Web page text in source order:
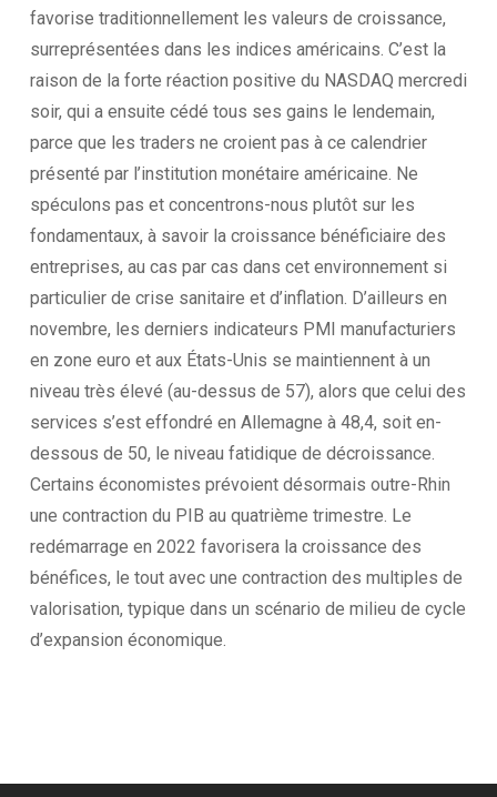
favorise traditionnellement les valeurs de croissance,
surreprésentées dans les indices américains. C’est la
raison de la forte réaction positive du NASDAQ mercredi
soir, qui a ensuite cédé tous ses gains le lendemain,
parce que les traders ne croient pas à ce calendrier
présenté par l’institution monétaire américaine. Ne
spéculons pas et concentrons-nous plutôt sur les
fondamentaux, à savoir la croissance bénéficiaire des
entreprises, au cas par cas dans cet environnement si
particulier de crise sanitaire et d’inflation. D’ailleurs en
novembre, les derniers indicateurs PMI manufacturiers
en zone euro et aux États-Unis se maintiennent à un
niveau très élevé (au-dessus de 57), alors que celui des
services s’est effondré en Allemagne à 48,4, soit en-
dessous de 50, le niveau fatidique de décroissance.
Certains économistes prévoient désormais outre-Rhin
une contraction du PIB au quatrième trimestre. Le
redémarrage en 2022 favorisera la croissance des
bénéfices, le tout avec une contraction des multiples de
valorisation, typique dans un scénario de milieu de cycle
d’expansion économique.